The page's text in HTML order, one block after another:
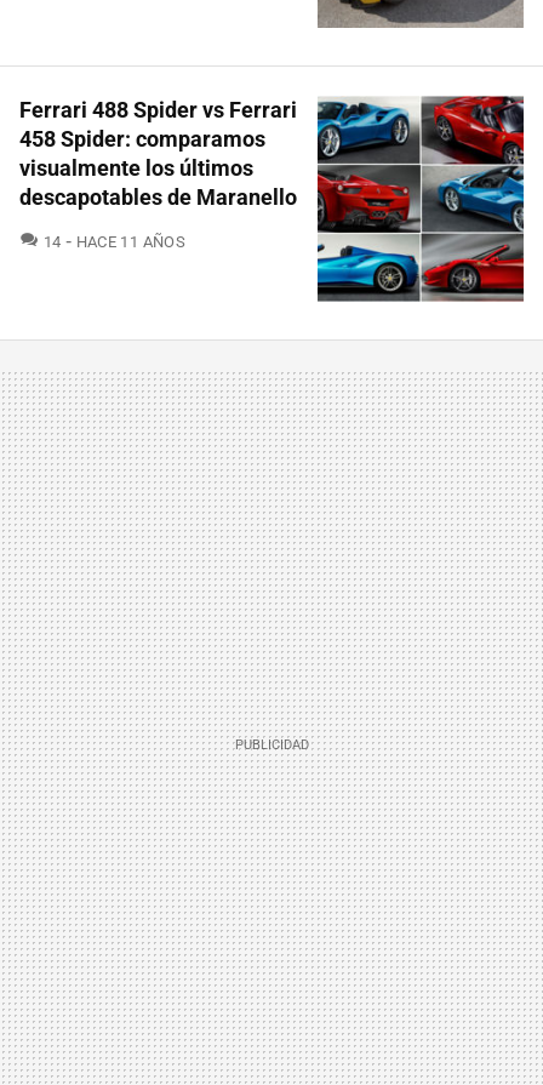
Ferrari 488 Spider vs Ferrari
458 Spider: comparamos
visualmente los últimos
descapotables de Maranello
14 COMENTARIOS
HACE 11 AÑOS